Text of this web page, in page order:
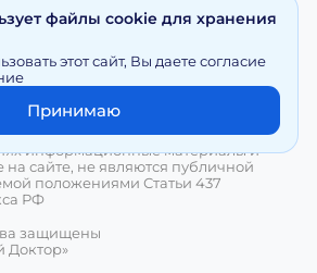
размещенных на moy-
только с письменного разрешения
информационный характер и
информационные материалы и
сайте, не являются публичной
положениями Статьи 437
РФ
защищены
файлы cookie для хранения
этот сайт, Вы даете согласие
Принимаю